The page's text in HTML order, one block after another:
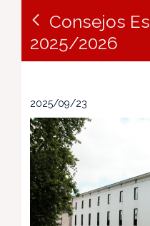
Consejos
2025/2026
2025/09/23